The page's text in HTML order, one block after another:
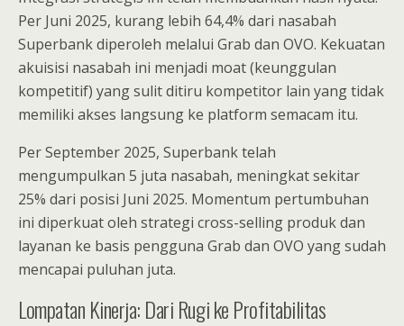
Per Juni 2025, kurang lebih 64,4% dari nasabah
Superbank diperoleh melalui Grab dan OVO. Kekuatan
akuisisi nasabah ini menjadi moat (keunggulan
kompetitif) yang sulit ditiru kompetitor lain yang tidak
memiliki akses langsung ke platform semacam itu.
Per September 2025, Superbank telah
mengumpulkan 5 juta nasabah, meningkat sekitar
25% dari posisi Juni 2025. Momentum pertumbuhan
ini diperkuat oleh strategi cross-selling produk dan
layanan ke basis pengguna Grab dan OVO yang sudah
mencapai puluhan juta.
Lompatan Kinerja: Dari Rugi ke Profitabilitas